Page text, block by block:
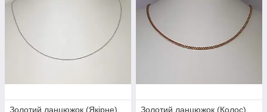
Золотий ланцюжок (Якірне).
Золотий ланцюжок (Колос).